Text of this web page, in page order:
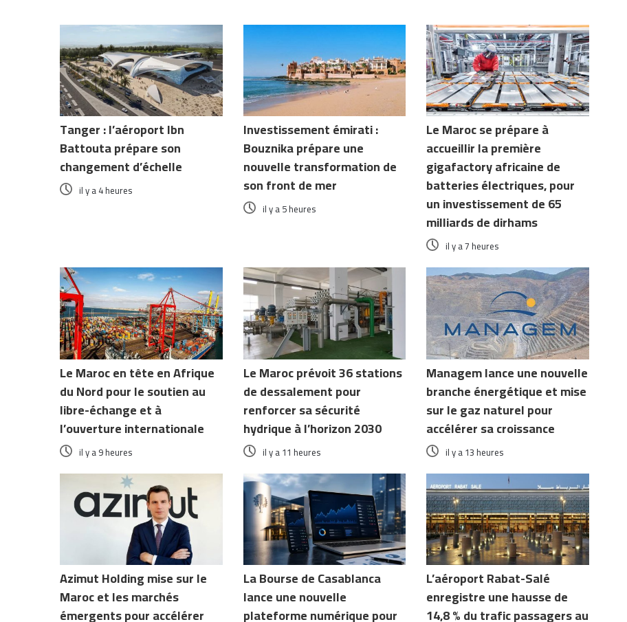
Tanger : l’aéroport Ibn
Battouta prépare son
changement d’échelle
il y a 4 heures
Investissement émirati :
Bouznika prépare une
nouvelle transformation de
son front de mer
il y a 5 heures
Le Maroc se prépare à
accueillir la première
gigafactory africaine de
batteries électriques, pour
un investissement de 65
milliards de dirhams
il y a 7 heures
Le Maroc en tête en Afrique
du Nord pour le soutien au
libre-échange et à
l’ouverture internationale
il y a 9 heures
Le Maroc prévoit 36 stations
de dessalement pour
renforcer sa sécurité
hydrique à l’horizon 2030
il y a 11 heures
Managem lance une nouvelle
branche énergétique et mise
sur le gaz naturel pour
accélérer sa croissance
il y a 13 heures
Azimut Holding mise sur le
Maroc et les marchés
émergents pour accélérer
La Bourse de Casablanca
lance une nouvelle
plateforme numérique pour
L’aéroport Rabat-Salé
enregistre une hausse de
14,8 % du trafic passagers au